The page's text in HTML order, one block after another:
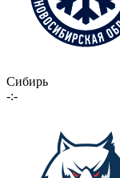
Сибирь
-:-